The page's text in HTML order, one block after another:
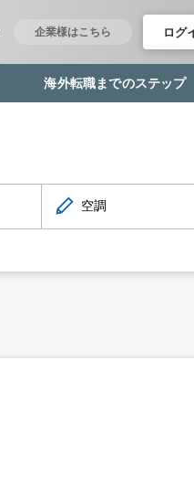
企業様はこちら ログ
海外転職までのステップ